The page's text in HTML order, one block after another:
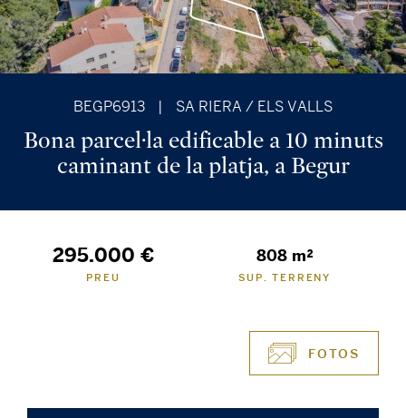
BEGP6913 SA RIERA / ELS VALLS
Bona parcel·la edificable a 10 minuts
caminant de la platja, a Begur
295.000 €
PREU
808 m²
SUP. TERRENY
FOTOS